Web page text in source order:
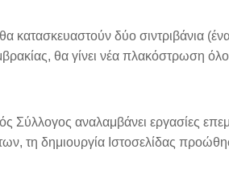
κατασκευαστούν δύο σιντριβάνια
θα γίνει νέα πλακόστρωση
Σύλλογος αναλαμβάνει εργασίες
τη δημιουργία Ιστοσελίδας